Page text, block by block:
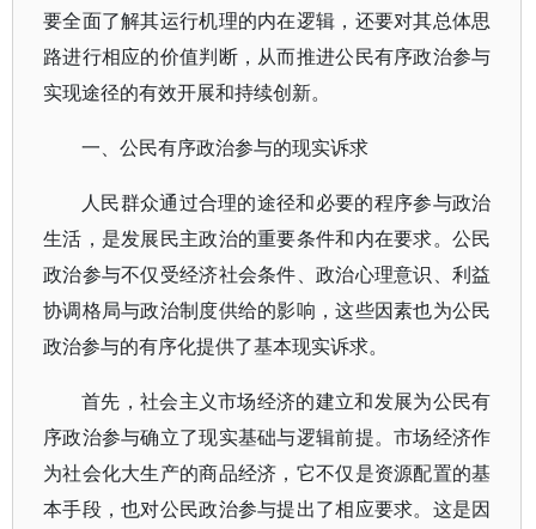
要全面了解其运行机理的内在逻辑，还要对其总体思
路进行相应的价值判断，从而推进公民有序政治参与
实现途径的有效开展和持续创新。
一、公民有序政治参与的现实诉求
人民群众通过合理的途径和必要的程序参与政治
生活，是发展民主政治的重要条件和内在要求。公民
政治参与不仅受经济社会条件、政治心理意识、利益
协调格局与政治制度供给的影响，这些因素也为公民
政治参与的有序化提供了基本现实诉求。
首先，社会主义市场经济的建立和发展为公民有
序政治参与确立了现实基础与逻辑前提。市场经济作
为社会化大生产的商品经济，它不仅是资源配置的基
本手段，也对公民政治参与提出了相应要求。这是因